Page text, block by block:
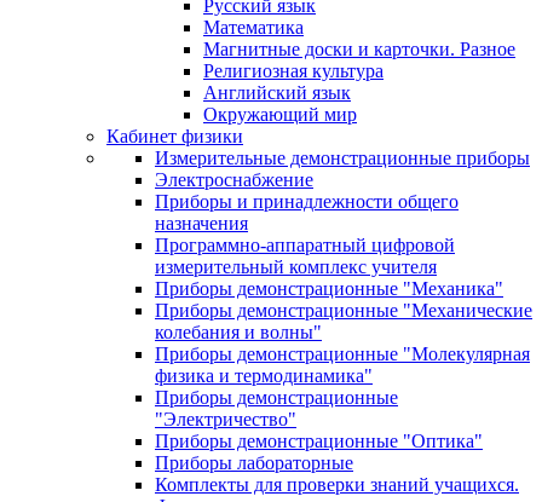
Русский язык
Математика
Магнитные доски и карточки. Разное
Религиозная культура
Английский язык
Окружающий мир
Кабинет физики
Измерительные демонстрационные приборы
Электроснабжение
Приборы и принадлежности общего
назначения
Программно-аппаратный цифровой
измерительный комплекс учителя
Приборы демонстрационные "Механика"
Приборы демонстрационные "Механические
колебания и волны"
Приборы демонстрационные "Молекулярная
физика и термодинамика"
Приборы демонстрационные
"Электричество"
Приборы демонстрационные "Оптика"
Приборы лабораторные
Комплекты для проверки знаний учащихся.